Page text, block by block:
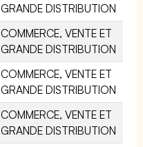
GRANDE DISTRIBUTION
COMMERCE, VENTE ET
GRANDE DISTRIBUTION
COMMERCE, VENTE ET
GRANDE DISTRIBUTION
COMMERCE, VENTE ET
GRANDE DISTRIBUTION